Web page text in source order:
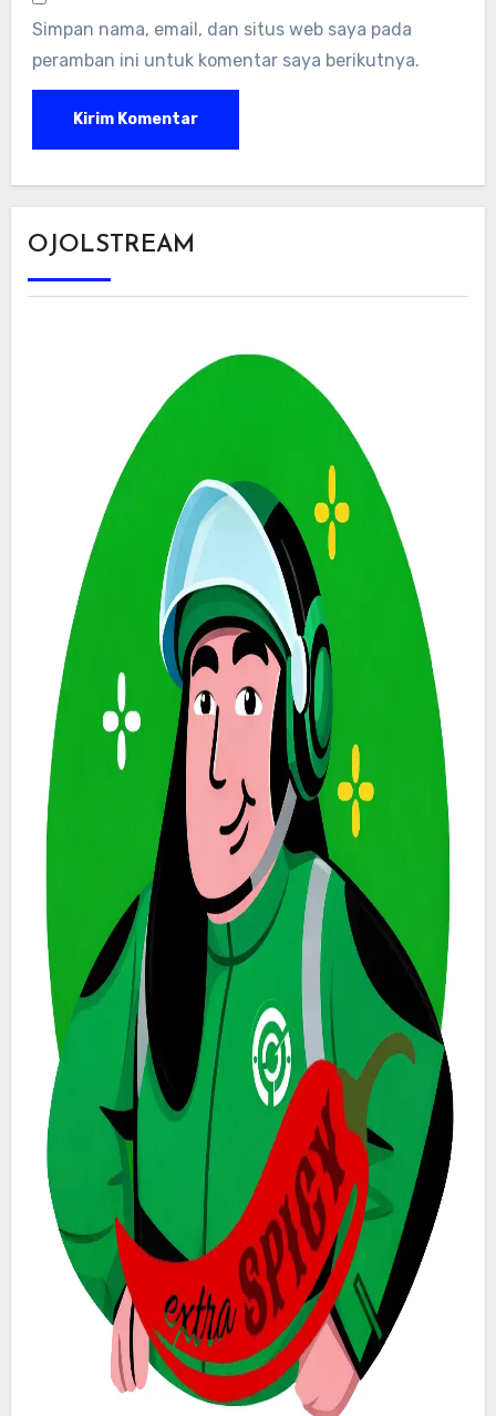
Simpan nama, email, dan situs web saya pada
peramban ini untuk komentar saya berikutnya.
OJOLSTREAM